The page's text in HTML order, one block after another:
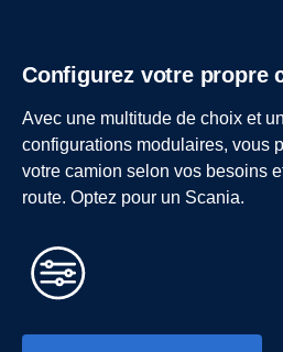
Configurez votre propre
Avec une multitude de choix et
configurations modulaires, vous
votre camion selon vos besoins
route. Optez pour un Scania.